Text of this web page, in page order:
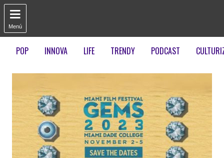

Menú
POP INNOVA LIFE TRENDY PODCAST